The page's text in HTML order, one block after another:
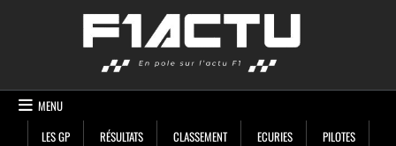
MENU
LES GP
RÉSULTATS CLASSEMENT ECURIES
PILOTES